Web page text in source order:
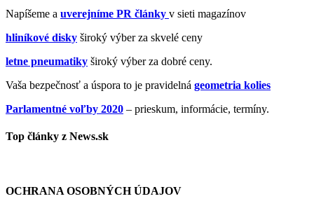
Napíšeme a uverejníme PR články v sieti magazínov
hliníkové disky široký výber za skvelé ceny
letne pneumatiky široký výber za dobré ceny.
Vaša bezpečnosť a úspora to je pravidelná geometria kolies
Parlamentné voľby 2020 – prieskum, informácie, termíny.
Top články z News.sk
OCHRANA OSOBNÝCH ÚDAJOV